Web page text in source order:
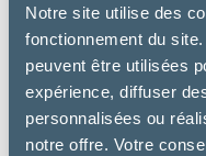
Notre site utilise des
fonctionnement du
peuvent être utilisées
expérience, diffuser
personnalisées ou
notre offre. Votre